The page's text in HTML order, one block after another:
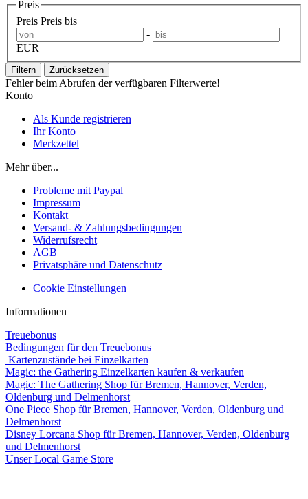
Preis
Preis Preis bis
-
EUR
Filtern Zurücksetzen
Fehler beim Abrufen der verfügbaren Filterwerte!
Konto
Als Kunde registrieren
Ihr Konto
Merkzettel
Mehr über...
Probleme mit Paypal
Impressum
Kontakt
Versand- & Zahlungsbedingungen
Widerrufsrecht
AGB
Privatsphäre und Datenschutz
Cookie Einstellungen
Informationen
Treuebonus
Bedingungen für den Treuebonus
Kartenzustände bei Einzelkarten
Magic: the Gathering Einzelkarten kaufen & verkaufen
Magic: The Gathering Shop für Bremen, Hannover, Verden,
Oldenburg und Delmenhorst
One Piece Shop für Bremen, Hannover, Verden, Oldenburg und
Delmenhorst
Disney Lorcana Shop für Bremen, Hannover, Verden, Oldenburg
und Delmenhorst
Unser Local Game Store